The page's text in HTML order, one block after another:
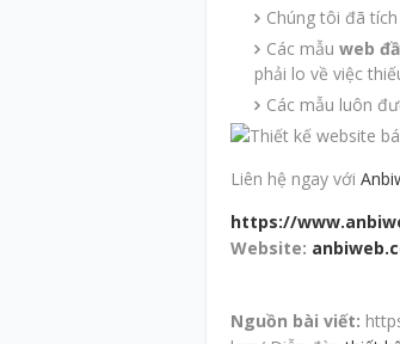
Chúng tôi đã
Các mẫu web
phải lo về việc
Các mẫu luôn
Liên hệ ngay với
https://
Website:
Nguồn bài viết: